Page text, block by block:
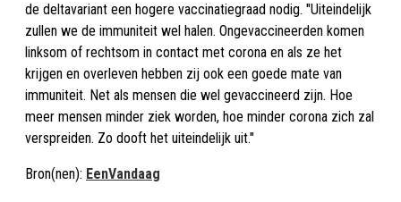
de deltavariant een hogere vaccinatiegraad nodig. "Uiteindelijk
zullen we de immuniteit wel halen. Ongevaccineerden komen
linksom of rechtsom in contact met corona en als ze het
krijgen en overleven hebben zij ook een goede mate van
immuniteit. Net als mensen die wel gevaccineerd zijn. Hoe
meer mensen minder ziek worden, hoe minder corona zich zal
verspreiden. Zo dooft het uiteindelijk uit."
Bron(nen): EenVandaag